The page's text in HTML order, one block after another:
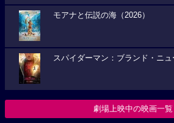
モアナと伝説の海（2026）
スパイダーマン：ブランド・ニュ
劇場上映中の映画一覧